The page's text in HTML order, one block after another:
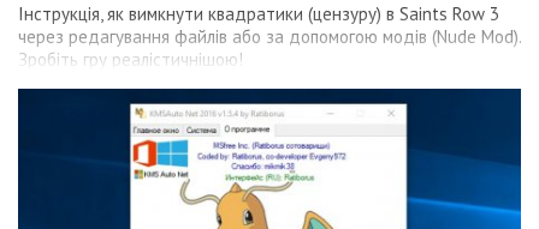
Інструкція, як вимкнути квадратики (цензуру) в Saints Row 3
через редагування файлів або за допомогою модів (Nude Mod).
Зробіть гру реалістичнішою!